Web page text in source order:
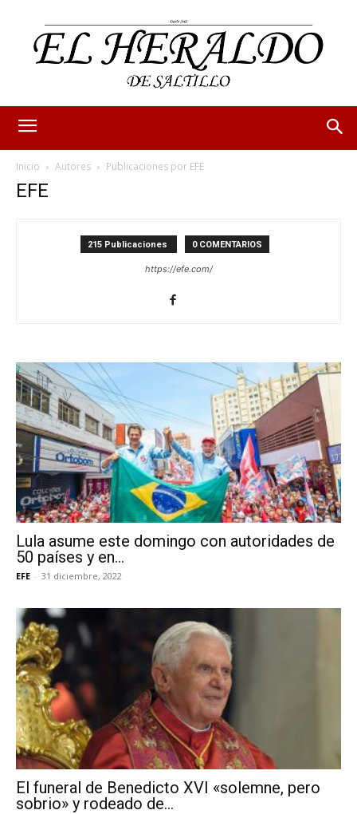
Inicio Autores Publicaciones por EFE
EFE
215 Publicaciones 0 COMENTARIOS
https://efe.com/
Lula asume este domingo con autoridades de
50 países y en...
EFE - 31 diciembre, 2022
El funeral de Benedicto XVI «solemne, pero
sobrio» y rodeado de...